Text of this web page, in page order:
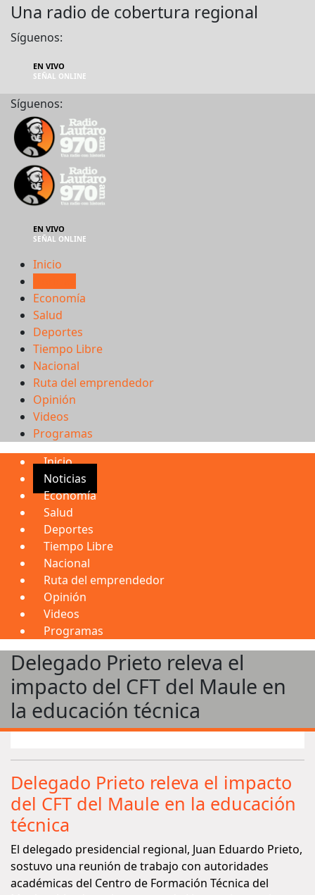
Una radio de cobertura regional
Síguenos:
EN VIVO
SEÑAL ONLINE
Síguenos:
EN VIVO
SEÑAL ONLINE
Inicio
Economía
Salud
Deportes
Tiempo Libre
Nacional
Ruta del emprendedor
Opinión
Videos
Programas
Inicio
Noticias
Economía
Salud
Deportes
Tiempo Libre
Nacional
Ruta del emprendedor
Opinión
Videos
Programas
Delegado Prieto releva el
impacto del CFT del Maule en
la educación técnica
Delegado Prieto releva el impacto
del CFT del Maule en la educación
técnica
El delegado presidencial regional, Juan Eduardo Prieto,
sostuvo una reunión de trabajo con autoridades
académicas del Centro de Formación Técnica del